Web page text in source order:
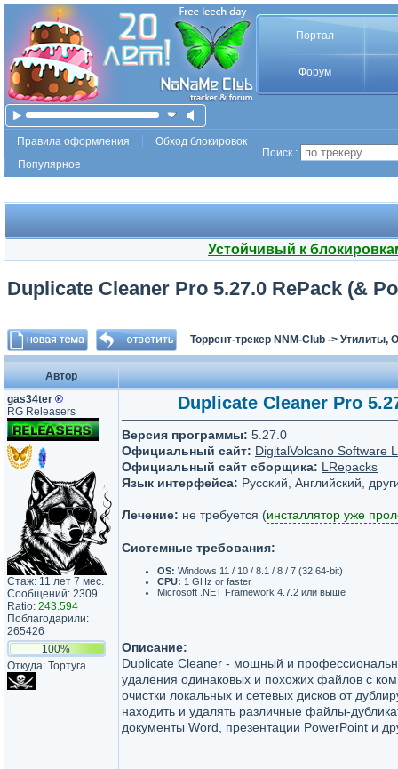
Портал
Форум
Правила оформления
Обход блокировок
Популярное
Поиск :
Устойчивый к
Duplicate Cleaner Pro 5.27.0 RePack (&
Торрент-трекер NNM-Club -> Утилиты,
Автор
gas34ter ®
RG Releasers
Стаж: 11 лет 7 мес.
Сообщений: 2309
Ratio: 243.594
Поблагодарили:
265426
100%
Откуда: Тортуга
Duplicate Cleaner Pro
Версия программы: 5.27.0
Официальный сайт: DigitalVolcano Software
Официальный сайт сборщика: LRepacks
Язык интерфейса: Русский, Английский,
Лечение: не требуется (инсталлятор уже
Системные требования:
OS: Windows 11 / 10 / 8.1 / 8 / 7 (32|64-bit)
CPU: 1 GHz or faster
Microsoft .NET Framework 4.7.2 или выше
Описание:
Duplicate Cleaner - мощный и
удаления одинаковых и похожих файлов с
очистки локальных и сетевых дисков от
находить и удалять различные файлы-
документы Word, презентации PowerPoint и